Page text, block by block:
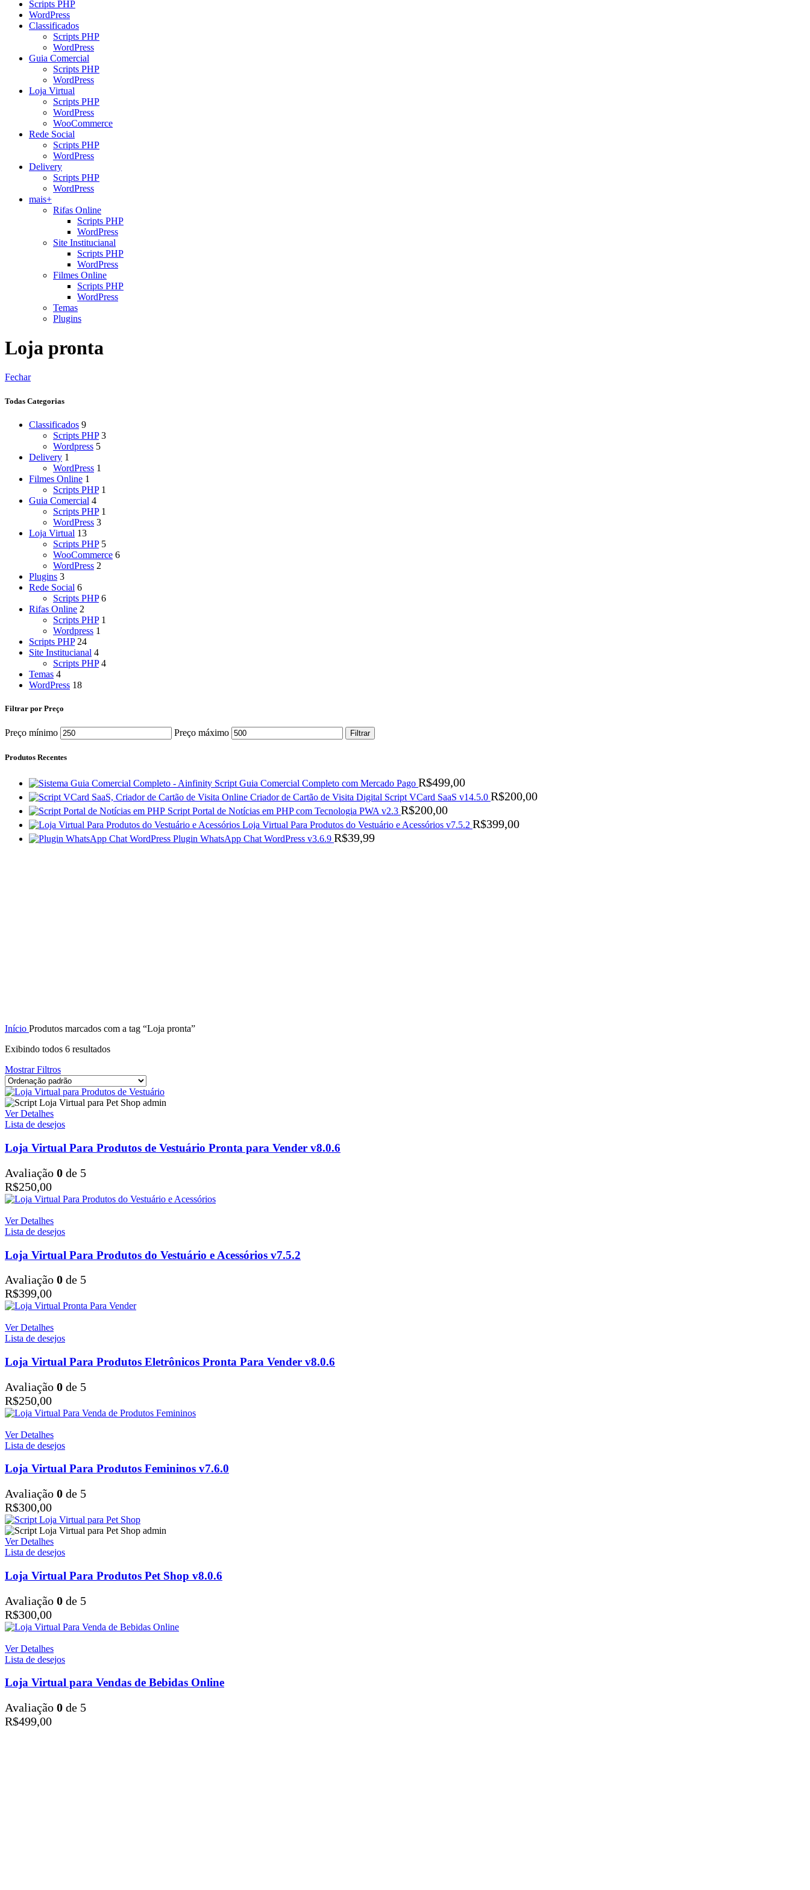
Scripts PHP
WordPress
Classificados
Scripts PHP
WordPress
Guia Comercial
Scripts PHP
WordPress
Loja Virtual
Scripts PHP
WordPress
WooCommerce
Rede Social
Scripts PHP
WordPress
Delivery
Scripts PHP
WordPress
mais+
Rifas Online
Scripts PHP
WordPress
Site Institucianal
Scripts PHP
WordPress
Filmes Online
Scripts PHP
WordPress
Temas
Plugins
Loja pronta
Fechar
Todas Categorias
Classificados 9
Scripts PHP 3
Wordpress 5
Delivery 1
WordPress 1
Filmes Online 1
Scripts PHP 1
Guia Comercial 4
Scripts PHP 1
WordPress 3
Loja Virtual 13
Scripts PHP 5
WooCommerce 6
WordPress 2
Plugins 3
Rede Social 6
Scripts PHP 6
Rifas Online 2
Scripts PHP 1
Wordpress 1
Scripts PHP 24
Site Institucianal 4
Scripts PHP 4
Temas 4
WordPress 18
Filtrar por Preço
Preço mínimo Preço máximo Filtrar
Produtos Recentes
Script Guia Comercial Completo com Mercado Pago R$499,00
Criador de Cartão de Visita Digital Script VCard SaaS v14.5.0 R$200,00
Script Portal de Notícias em PHP com Tecnologia PWA v2.3 R$200,00
Loja Virtual Para Produtos do Vestuário e Acessórios v7.5.2 R$399,00
Plugin WhatsApp Chat WordPress v3.6.9 R$39,99
Início Produtos marcados com a tag “Loja pronta”
Exibindo todos 6 resultados
Mostrar Filtros
Ver Detalhes
Lista de desejos
Loja Virtual Para Produtos de Vestuário Pronta para Vender v8.0.6
Avaliação 0 de 5
R$250,00
Ver Detalhes
Lista de desejos
Loja Virtual Para Produtos do Vestuário e Acessórios v7.5.2
Avaliação 0 de 5
R$399,00
Ver Detalhes
Lista de desejos
Loja Virtual Para Produtos Eletrônicos Pronta Para Vender v8.0.6
Avaliação 0 de 5
R$250,00
Ver Detalhes
Lista de desejos
Loja Virtual Para Produtos Femininos v7.6.0
Avaliação 0 de 5
R$300,00
Ver Detalhes
Lista de desejos
Loja Virtual Para Produtos Pet Shop v8.0.6
Avaliação 0 de 5
R$300,00
Ver Detalhes
Lista de desejos
Loja Virtual para Vendas de Bebidas Online
Avaliação 0 de 5
R$499,00